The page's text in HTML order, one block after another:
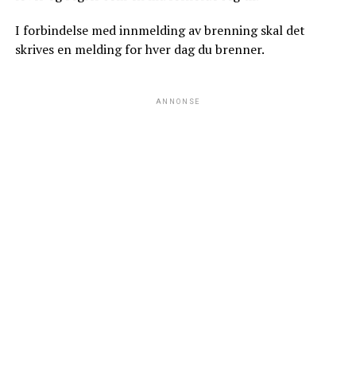
I forbindelse med innmelding av brenning skal det
skrives en melding for hver dag du brenner.
ANNONSE